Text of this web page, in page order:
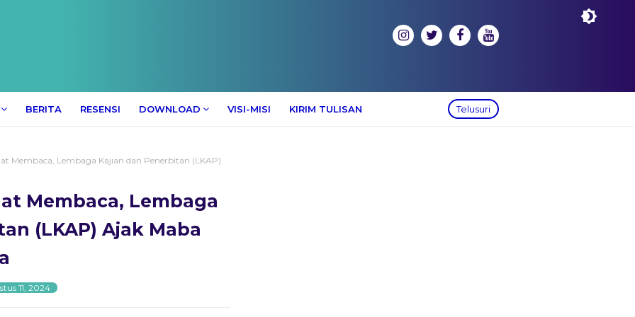
BERITA RESENSI DOWNLOAD VISI-MISI KIRIM TULISAN Telusuri
Membaca, Lembaga Kajian dan Penerbitan (LKAP)
Membaca, Lembaga
(LKAP) Ajak Maba
11, 2024